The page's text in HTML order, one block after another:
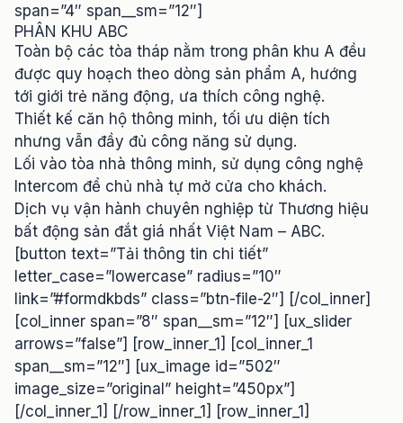
span=”4″ span__sm=”12″]
PHÂN KHU ABC
Toàn bộ các tòa tháp nằm trong phân khu A đều
được quy hoạch theo dòng sản phẩm A, hướng
tới giới trẻ năng động, ưa thích công nghệ.
Thiết kế căn hộ thông minh, tối ưu diện tích
nhưng vẫn đầy đủ công năng sử dụng.
Lối vào tòa nhà thông minh, sử dụng công nghệ
Intercom để chủ nhà tự mở cửa cho khách.
Dịch vụ vận hành chuyên nghiệp từ Thương hiệu
bất động sản đắt giá nhất Việt Nam – ABC.
[button text=”Tải thông tin chi tiết”
letter_case=”lowercase” radius=”10″
link=”#formdkbds” class=”btn-file-2″] [/col_inner]
[col_inner span=”8″ span__sm=”12″] [ux_slider
arrows=”false”] [row_inner_1] [col_inner_1
span__sm=”12″] [ux_image id=”502″
image_size=”original” height=”450px”]
[/col_inner_1] [/row_inner_1] [row_inner_1]